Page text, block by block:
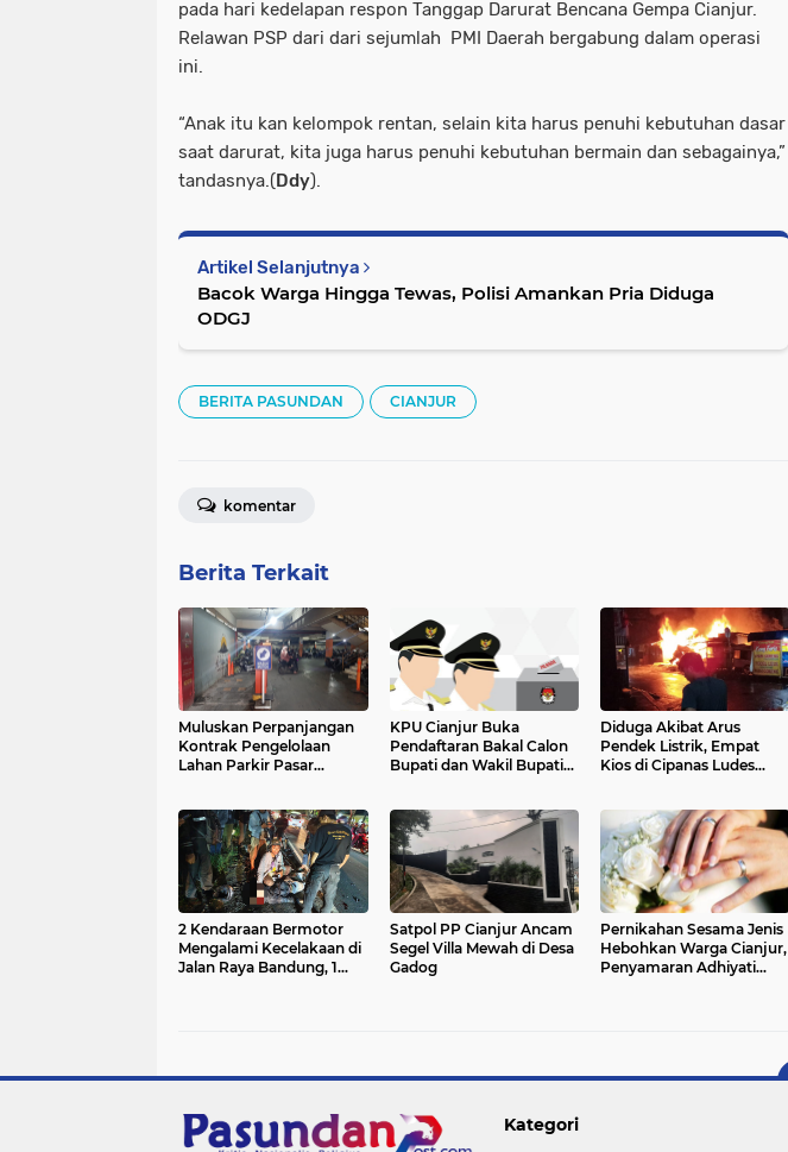
pada hari kedelapan respon Tanggap Darurat Bencana Gempa Cianjur.
Relawan PSP dari dari sejumlah PMI Daerah bergabung dalam operasi
ini.
“Anak itu kan kelompok rentan, selain kita harus penuhi kebutuhan dasar
saat darurat, kita juga harus penuhi kebutuhan bermain dan sebagainya,”
tandasnya.(Ddy).
Artikel Selanjutnya
Bacok Warga Hingga Tewas, Polisi Amankan Pria Diduga
ODGJ
BERITA PASUNDAN CIANJUR
komentar
Berita Terkait
Muluskan Perpanjangan
Kontrak Pengelolaan
Lahan Parkir Pasar
Fee Ratusan Juta
KPU Cianjur Buka
Pendaftaran Bakal Calon
Bupati dan Wakil Bupati
Diduga Akibat Arus
Pendek Listrik, Empat
Kios di Cipanas Ludes
2 Kendaraan Bermotor
Mengalami Kecelakaan di
Jalan Raya Bandung, 1
Satpol PP Cianjur Ancam
Segel Villa Mewah di Desa
Gadog
Pernikahan Sesama Jenis
Hebohkan Warga Cianjur,
Penyamaran Adhiyati
Kategori